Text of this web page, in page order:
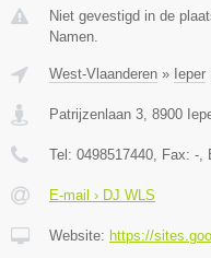
Niet gevestigd in de
Namen.
West-Vlaanderen » Ieper
Patrijzenlaan 3 8900
Tel: 0498517440 , Fax: -
E-mail › DJ WLS
Website: https://